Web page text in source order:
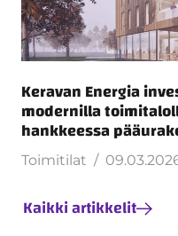
Keravan Energia
modernilla
hankkeessa
Toimitilat
Kaikki artikkelit